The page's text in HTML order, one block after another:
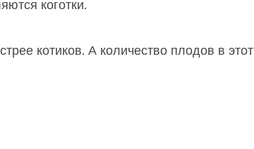
коготки.
котиков. А количество плодов в этот